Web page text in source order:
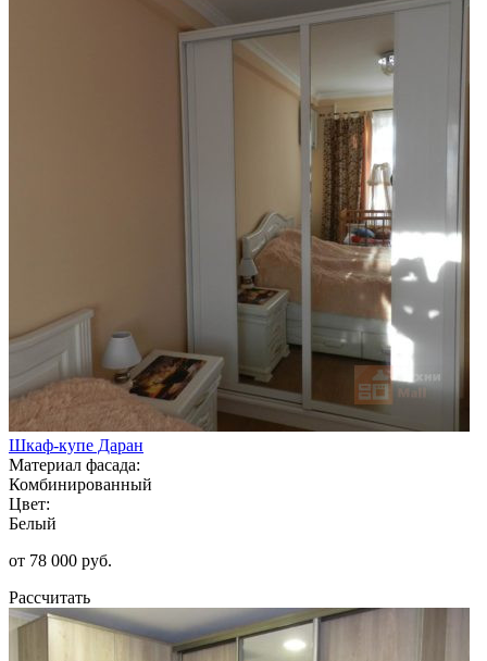
Шкаф-купе Даран
Материал фасада:
Комбинированный
Цвет:
Белый
от 78 000 руб.
Рассчитать